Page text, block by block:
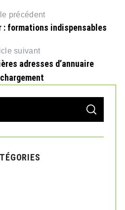
précédent
: formations indispensables
suivant
adresses d’annuaire
S
A
C